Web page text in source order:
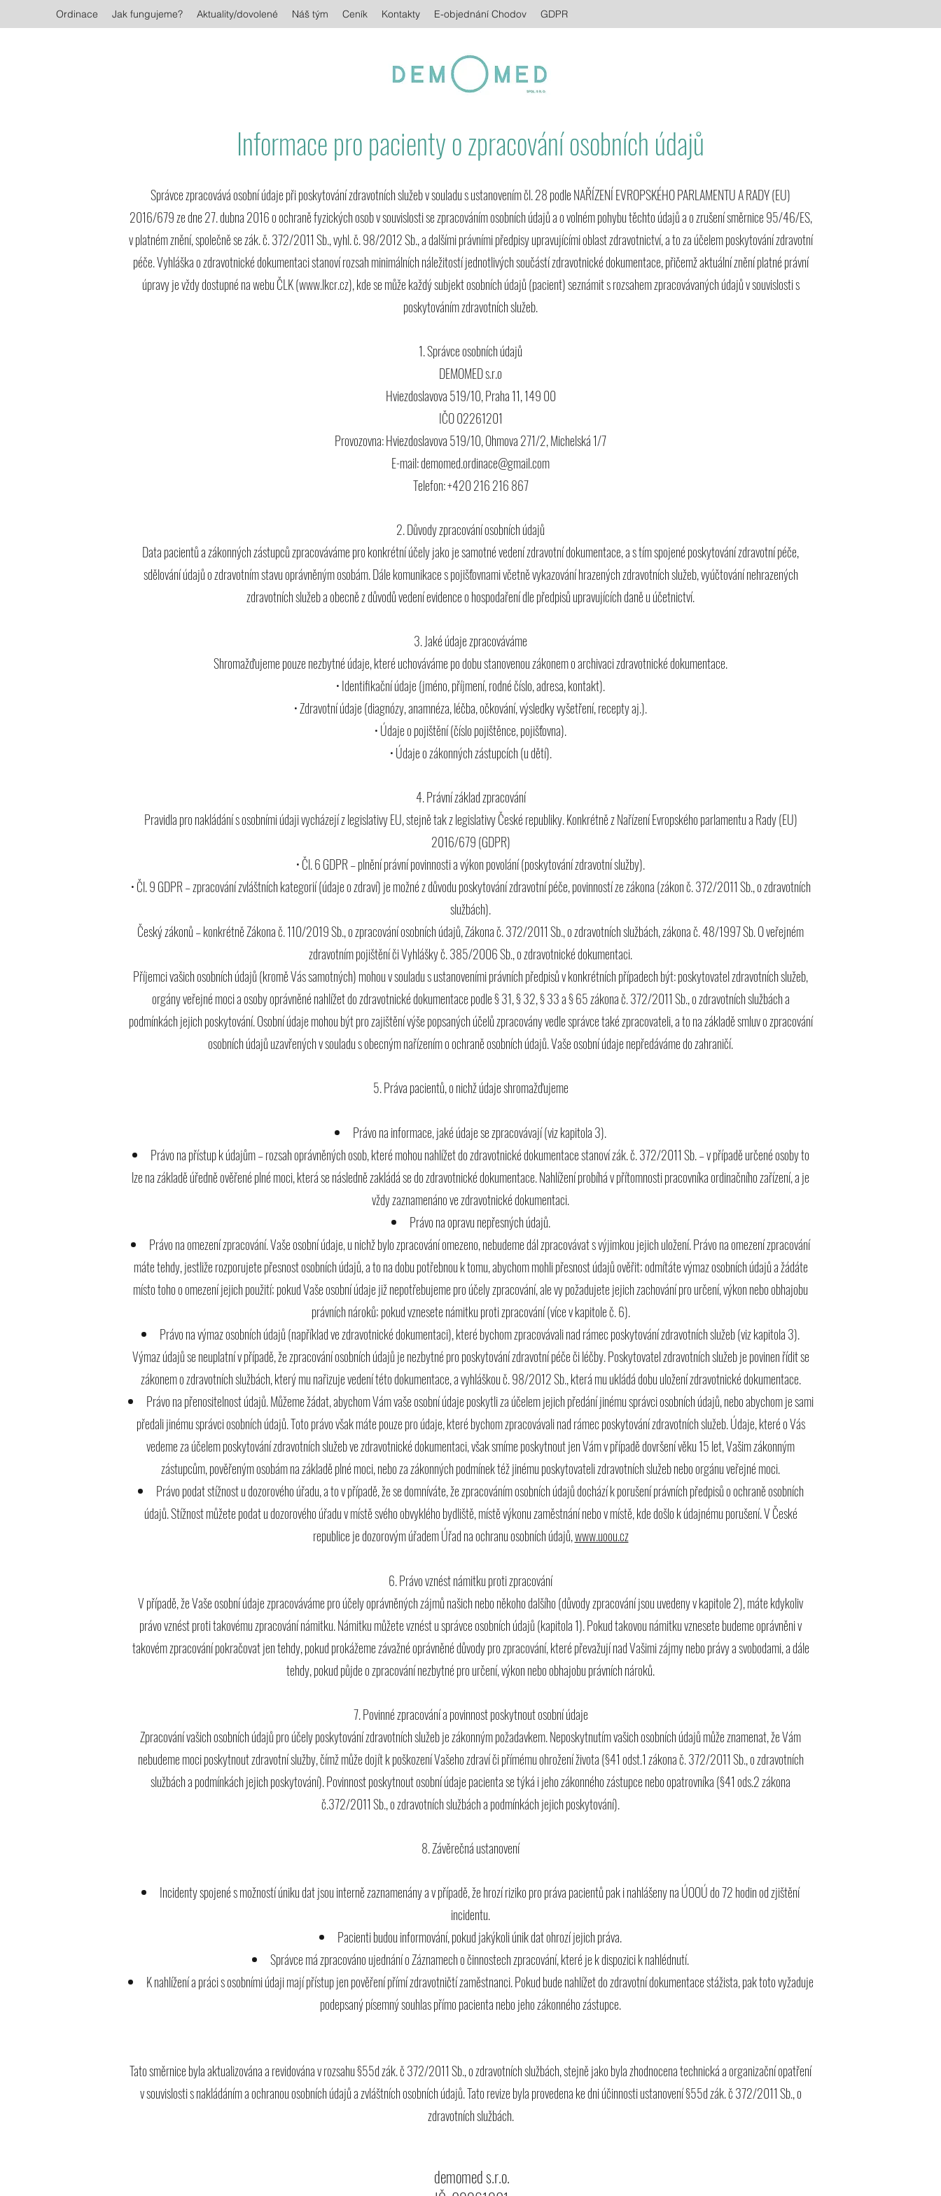
Ordinace Jak fungujeme? Aktuality/dovolené Náš tým Ceník Kontakty E-objednání Chodov GDPR
Informace pro pacienty o zpracování osobních údajů
Správce zpracovává osobní údaje při poskytování zdravotních služeb v souladu s ustanovením čl. 28 podle NAŘÍZENÍ EVROPSKÉHO PARLAMENTU A RADY (EU)
2016/679 ze dne 27. dubna 2016 o ochraně fyzických osob v souvislosti se zpracováním osobních údajů a o volném pohybu těchto údajů a o zrušení směrnice 95/46/ES,
v platném znění, společně se zák. č. 372/2011 Sb., vyhl. č. 98/2012 Sb., a dalšími právními předpisy upravujícími oblast zdravotnictví, a to za účelem poskytování zdravotní
péče. Vyhláška o zdravotnické dokumentaci stanoví rozsah minimálních náležitostí jednotlivých součástí zdravotnické dokumentace, přičemž aktuální znění platné právní
úpravy je vždy dostupné na webu ČLK (www.lkcr.cz), kde se může každý subjekt osobních údajů (pacient) seznámit s rozsahem zpracovávaných údajů v souvislosti s
poskytováním zdravotních služeb.
1. Správce osobních údajů
DEMOMED s.r.o
Hviezdoslavova 519/10, Praha 11, 149 00
IČO 02261201
Provozovna: Hviezdoslavova 519/10, Ohmova 271/2, Michelská 1/7
E-mail:demomed.ordinace@gmail.com
Telefon: +420 216 216 867
2. Důvody zpracování osobních údajů
Data pacientů a zákonných zástupců zpracováváme pro konkrétní účely jako je samotné vedení zdravotní dokumentace, a s tím spojené poskytování zdravotní péče,
sdělování údajů o zdravotním stavu oprávněným osobám. Dále komunikace s pojišťovnami včetně vykazování hrazených zdravotních služeb, vyúčtování nehrazených
zdravotních služeb a obecně z důvodů vedení evidence o hospodaření dle předpisů upravujících daně u účetnictví.
3. Jaké údaje zpracováváme
Shromažďujeme pouze nezbytné údaje, které uchováváme po dobu stanovenou zákonem o archivaci zdravotnické dokumentace.
• Identifikační údaje (jméno, příjmení, rodné číslo, adresa, kontakt).
• Zdravotní údaje (diagnózy, anamnéza, léčba, očkování, výsledky vyšetření, recepty aj.).
• Údaje o pojištění (číslo pojištěnce, pojišťovna).
• Údaje o zákonných zástupcích (u dětí).
4. Právní základ zpracování
Pravidla pro nakládání s osobními údaji vycházejí z legislativy EU, stejně tak z legislativy České republiky. Konkrétně z Nařízení Evropského parlamentu a Rady (EU)
2016/679 (GDPR)
• Čl. 6 GDPR – plnění právní povinnosti a výkon povolání (poskytování zdravotní služby).
• Čl. 9 GDPR – zpracování zvláštních kategorií (údaje o zdraví) je možné z důvodu poskytování zdravotní péče, povinností ze zákona (zákon č. 372/2011 Sb., o zdravotních
službách).
Český zákonů – konkrétně Zákona č. 110/2019 Sb., o zpracování osobních údajů, Zákona č. 372/2011 Sb., o zdravotních službách, zákona č. 48/1997 Sb. O veřejném
zdravotním pojištění či Vyhlášky č. 385/2006 Sb., o zdravotnické dokumentaci.
Příjemci vašich osobních údajů (kromě Vás samotných) mohou v souladu s ustanoveními právních předpisů v konkrétních případech být: poskytovatel zdravotních služeb,
orgány veřejné moci a osoby oprávněné nahlížet do zdravotnické dokumentace podle § 31, § 32, § 33 a § 65 zákona č. 372/2011 Sb., o zdravotních službách a
podmínkách jejich poskytování. Osobní údaje mohou být pro zajištění výše popsaných účelů zpracovány vedle správce také zpracovateli, a to na základě smluv o zpracování
osobních údajů uzavřených v souladu s obecným nařízením o ochraně osobních údajů. Vaše osobní údaje nepředáváme do zahraničí.
5. Práva pacientů, o nichž údaje shromažďujeme
Právo na informace, jaké údaje se zpracovávají (viz kapitola 3).
Právo na přístup k údajům – rozsah oprávněných osob, které mohou nahlížet do zdravotnické dokumentace stanoví zák. č. 372/2011 Sb. – v případě určené osoby to
lze na základě úředně ověřené plné moci, která se následně zakládá se do zdravotnické dokumentace. Nahlížení probíhá v přítomnosti pracovníka ordinačního zařízení, a je
vždy zaznamenáno ve zdravotnické dokumentaci.
Právo na opravu nepřesných údajů.
Právo na omezení zpracování. Vaše osobní údaje, u nichž bylo zpracování omezeno, nebudeme dál zpracovávat s výjimkou jejich uložení. Právo na omezení zpracování
máte tehdy, jestliže rozporujete přesnost osobních údajů, a to na dobu potřebnou k tomu, abychom mohli přesnost údajů ověřit; odmítáte výmaz osobních údajů a žádáte
místo toho o omezení jejich použití; pokud Vaše osobní údaje již nepotřebujeme pro účely zpracování, ale vy požadujete jejich zachování pro určení, výkon nebo obhajobu
právních nároků; pokud vznesete námitku proti zpracování (více v kapitole č. 6).
Právo na výmaz osobních údajů (například ve zdravotnické dokumentaci), které bychom zpracovávali nad rámec poskytování zdravotních služeb (viz kapitola 3).
Výmaz údajů se neuplatní v případě, že zpracování osobních údajů je nezbytné pro poskytování zdravotní péče či léčby. Poskytovatel zdravotních služeb je povinen řídit se
zákonem o zdravotních službách, který mu nařizuje vedení této dokumentace, a vyhláškou č. 98/2012 Sb., která mu ukládá dobu uložení zdravotnické dokumentace.
Právo na přenositelnost údajů. Můžeme žádat, abychom Vám vaše osobní údaje poskytli za účelem jejich předání jinému správci osobních údajů, nebo abychom je sami
předali jinému správci osobních údajů. Toto právo však máte pouze pro údaje, které bychom zpracovávali nad rámec poskytování zdravotních služeb. Údaje, které o Vás
vedeme za účelem poskytování zdravotních služeb ve zdravotnické dokumentaci, však smíme poskytnout jen Vám v případě dovršení věku 15 let, Vašim zákonným
zástupcům, pověřeným osobám na základě plné moci, nebo za zákonných podmínek též jinému poskytovateli zdravotních služeb nebo orgánu veřejné moci.
Právo podat stížnost u dozorového úřadu, a to v případě, že se domníváte, že zpracováním osobních údajů dochází k porušení právních předpisů o ochraně osobních
údajů. Stížnost můžete podat u dozorového úřadu v místě svého obvyklého bydliště, místě výkonu zaměstnání nebo v místě, kde došlo k údajnému porušení. V České
republice je dozorovým úřadem Úřad na ochranu osobních údajů,www.uoou.cz
6. Právo vznést námitku proti zpracování
V případě, že Vaše osobní údaje zpracováváme pro účely oprávněných zájmů našich nebo někoho dalšího (důvody zpracování jsou uvedeny v kapitole 2), máte kdykoliv
právo vznést proti takovému zpracování námitku. Námitku můžete vznést u správce osobních údajů (kapitola 1). Pokud takovou námitku vznesete budeme oprávněni v
takovém zpracování pokračovat jen tehdy, pokud prokážeme závažné oprávněné důvody pro zpracování, které převažují nad Vašimi zájmy nebo právy a svobodami, a dále
tehdy, pokud půjde o zpracování nezbytné pro určení, výkon nebo obhajobu právních nároků.
7. Povinné zpracování a povinnost poskytnout osobní údaje
Zpracování vašich osobních údajů pro účely poskytování zdravotních služeb je zákonným požadavkem. Neposkytnutím vašich osobních údajů může znamenat, že Vám
nebudeme moci poskytnout zdravotní služby, čímž může dojít k poškození Vašeho zdraví či přímému ohrožení života (§41 odst.1 zákona č. 372/2011 Sb., o zdravotních
službách a podmínkách jejich poskytování). Povinnost poskytnout osobní údaje pacienta se týká i jeho zákonného zástupce nebo opatrovníka (§41 ods.2 zákona
č.372/2011 Sb., o zdravotních službách a podmínkách jejich poskytování).
8. Závěrečná ustanovení
Incidenty spojené s možností úniku dat jsou interně zaznamenány a v případě, že hrozí riziko pro práva pacientů pak i nahlášeny na ÚOOÚ do 72 hodin od zjištění
incidentu.
Pacienti budou informování, pokud jakýkoli únik dat ohrozí jejich práva.
Správce má zpracováno ujednání o Záznamech o činnostech zpracování, které je k dispozici k nahlédnutí.
K nahlížení a práci s osobními údaji mají přístup jen pověření přímí zdravotničtí zaměstnanci. Pokud bude nahlížet do zdravotní dokumentace stážista, pak toto vyžaduje
podepsaný písemný souhlas přímo pacienta nebo jeho zákonného zástupce.
Tato směrnice byla aktualizována a revidována v rozsahu §55d zák. č 372/2011 Sb., o zdravotních službách, stejně jako byla zhodnocena technická a organizační opatření
v souvislosti s nakládáním a ochranou osobních údajů a zvláštních osobních údajů. Tato revize byla provedena ke dni účinnosti ustanovení §55d zák. č 372/2011 Sb., o
zdravotních službách.
demomed s.r.o.